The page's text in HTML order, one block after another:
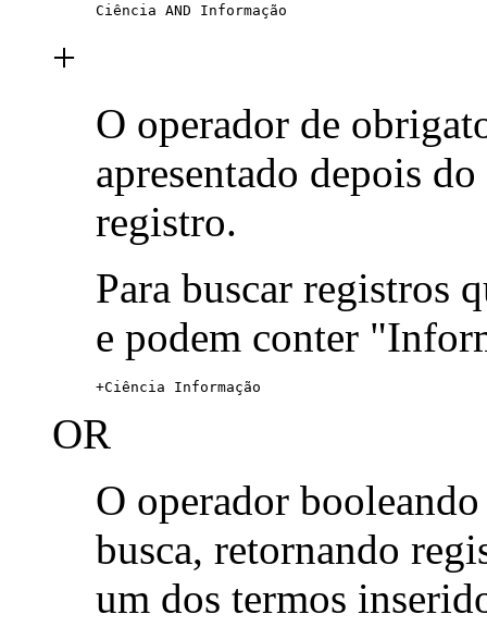
Ciência AND Informação
+
O operador de
apresentado depois
registro.
Para buscar registros
e podem conter
+Ciência Informação
OR
O operador
busca, retornando
um dos termos